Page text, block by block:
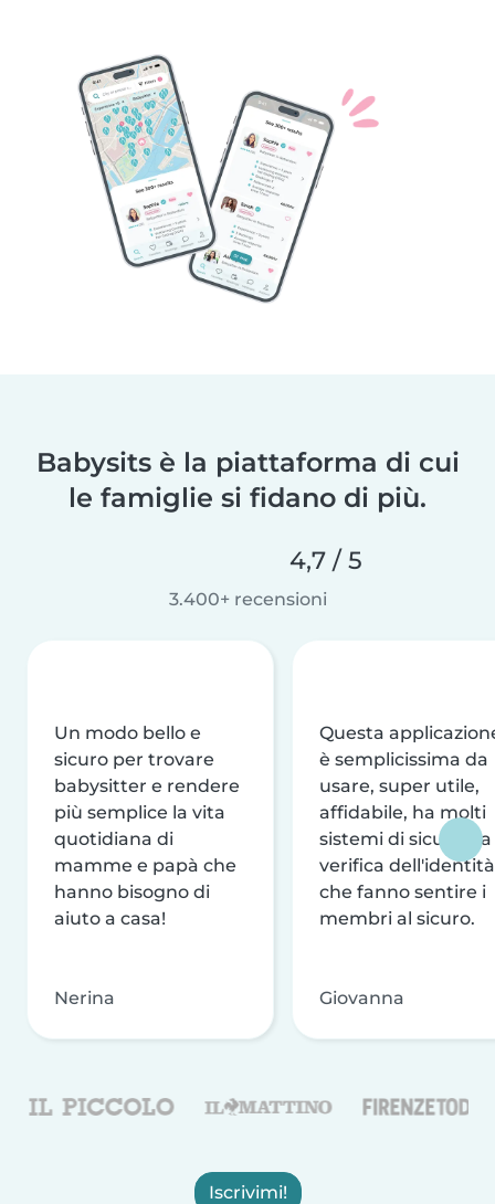
Babysits è la piattaforma di cui
le famiglie si fidano di più.
4,7 / 5
3.400+ recensioni
Un modo bello e
sicuro per trovare
babysitter e rendere
più semplice la vita
quotidiana di
mamme e papà che
hanno bisogno di
aiuto a casa!
Nerina
Questa
è semplicissima da
usare, super utile,
affidabile, ha molti
sistemi di sicurezza
verifica dell'identità
che fanno sentire i
membri al sicuro.
Giovanna
Iscrivimi!